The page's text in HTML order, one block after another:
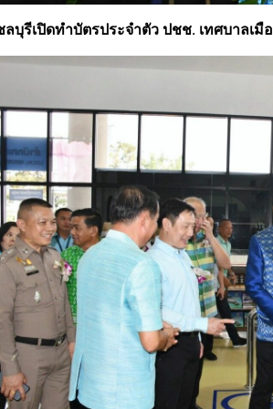
ลบุรีเปิดทำบัตรประจำตัว ปชช. เทศบาลเ